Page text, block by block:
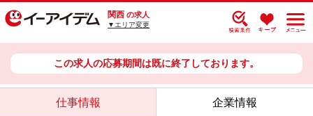
関西 の求人
▼エリア変更
この求人の応募期間は既に終了しております。
仕事情報 企業情報